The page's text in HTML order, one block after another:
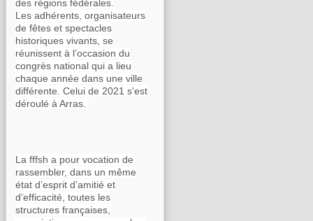
des régions fédérales.
Les adhérents, organisateurs
de fêtes et spectacles
historiques vivants, se
réunissent à l’occasion du
congrès national qui a lieu
chaque année dans une ville
différente. Celui de 2021 s'est
déroulé à Arras.
La fffsh a pour vocation de
rassembler, dans un même
état d’esprit d’amitié et
d’efficacité, toutes les
structures françaises,